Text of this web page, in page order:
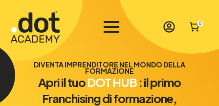
0
DIVENTA IMPRENDITORE NEL MONDO DELLA
FORMAZIONE
Apri il tuoDOT HUB : il primo
Franchising di formazione,